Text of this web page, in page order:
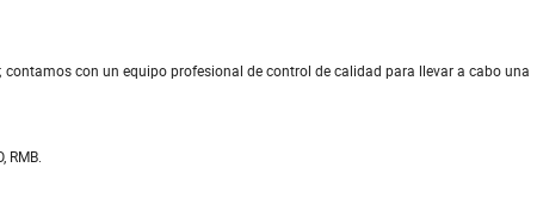
con un equipo profesional de control de calidad para llevar a cabo una
RMB.